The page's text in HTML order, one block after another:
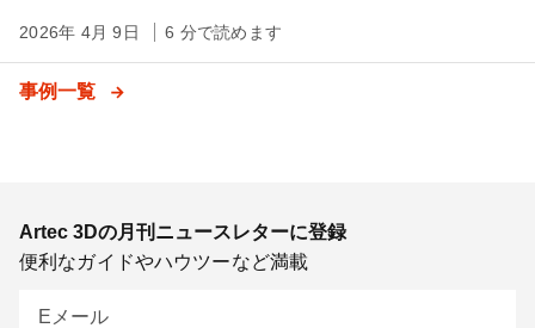
2026年 4月 9日 6 分で読めます
事例一覧
Artec 3Dの月刊ニュースレターに登録
便利なガイドやハウツーなど満載
Eメール